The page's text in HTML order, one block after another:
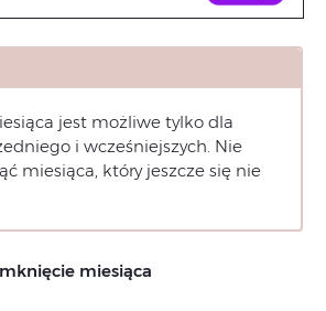
jest możliwe tylko dla
i wcześniejszych. Nie
miesiąca, który jeszcze się nie
miesiąca